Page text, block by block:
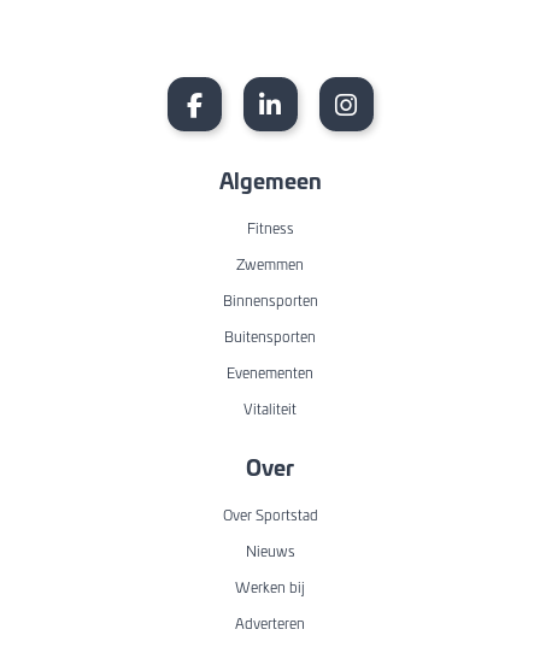
Algemeen
Fitness
Zwemmen
Binnensporten
Buitensporten
Evenementen
Vitaliteit
Over
Over Sportstad
Nieuws
Werken bij
Adverteren